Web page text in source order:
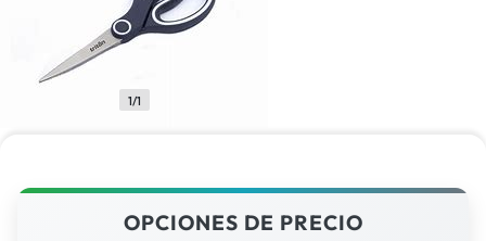
1/1
OPCIONES DE PRECIO